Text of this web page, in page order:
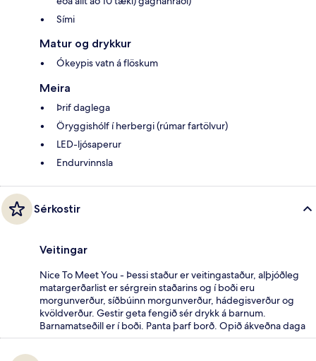
Sími
Matur og drykkur
Ókeypis vatn á flöskum
Meira
Þrif daglega
Öryggishólf í herbergi (rúmar fartölvur)
LED-ljósaperur
Endurvinnsla
Sérkostir
Veitingar
Nice To Meet You - Þessi staður er veitingastaður, alþjóðleg
matargerðarlist er sérgrein staðarins og í boði eru
morgunverður, síðbúinn morgunverður, hádegisverður og
kvöldverður. Gestir geta fengið sér drykk á barnum.
Barnamatseðill er í boði. Panta þarf borð. Opið ákveðna daga